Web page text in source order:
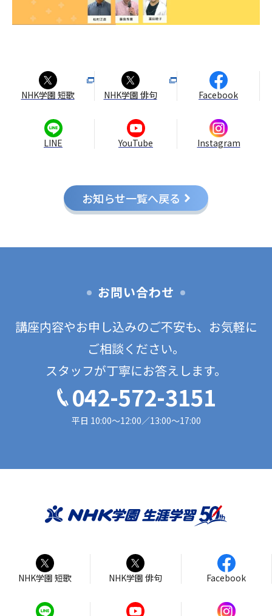
NHK学園 短歌 NHK学園 俳句 Facebook
LINE YouTube Instagram
お知らせ一覧へ戻る
お問い合わせ
講座内容やお申し込みのご不安も、お気軽に
ご相談ください。
スタッフが丁寧にお答えします。
042-572-3151
平日 10:00〜12:00／13:00～17:00
NHK学園 短歌 NHK学園 俳句 Facebook